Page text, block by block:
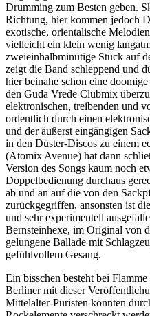
Drumming zum Besten geben.
Richtung, hier kommen jedoch
exotische, orientalische
vielleicht ein klein wenig
zweieinhalbminütige Stück auf
zeigt die Band schleppend und
hier beinahe schon eine
den Guda Vrede Clubmix
elektronischen, treibenden und
ordentlich durch einen
und der äußerst eingängigen
in den Düster-Discos zu einem
(Atomix Avenue) hat dann
Version des Songs kaum noch
Doppelbedienung durchaus
ab und an auf die von den
zurückgegriffen, ansonsten ist
und sehr experimentell
Bernsteinhexe, im Original von
gelungene Ballade mit
gefühlvollem Gesang.
Ein bisschen besteht bei
Berliner mit dieser
Mittelalter-Puristen könnten